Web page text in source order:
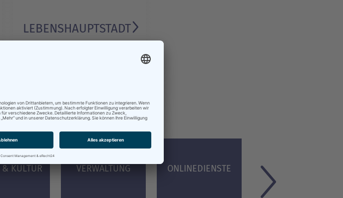
LEBENS­HAUPTSTADT
könnte...
& KULTUR VERWALTUNG ONLINEDIENSTE